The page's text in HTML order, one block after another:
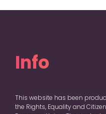
Info
This website has been
the Rights, Equality and